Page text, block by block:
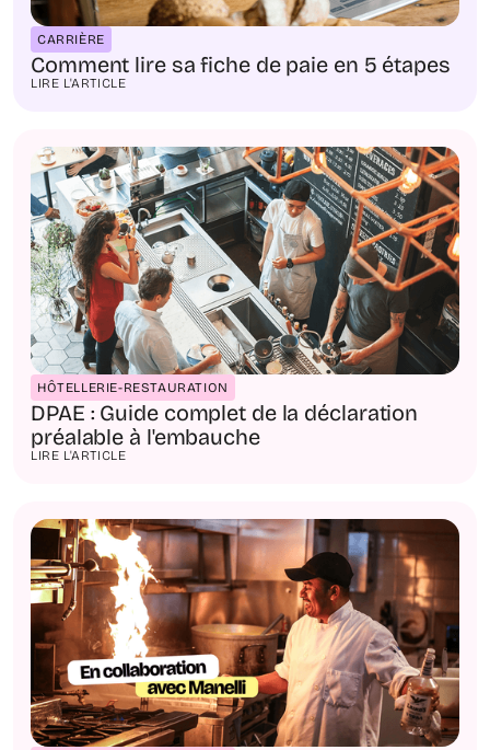
CARRIÈRE
Comment lire sa fiche de paie en 5 étapes
LIRE L'ARTICLE
HÔTELLERIE-RESTAURATION
DPAE : Guide complet de la déclaration
préalable à l'embauche
LIRE L'ARTICLE